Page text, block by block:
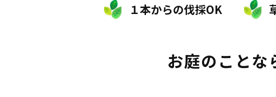
１本からの伐採OK
お庭のことな